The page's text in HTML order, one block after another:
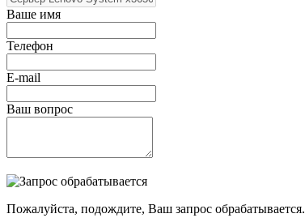
Ваше имя
Телефон
E-mail
Ваш вопрос
Пожалуйста, подождите, Ваш запрос обрабатывается.